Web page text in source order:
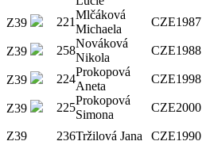
Z39
221
Mlčáková
Michaela
CZE1987
Z39 258
Nováková
Nikola
CZE1988
Z39 224
Prokopová
Aneta
CZE1998
Z39 225
Prokopová
Simona
CZE2000
Z39 236Tržilová Jana CZE1990